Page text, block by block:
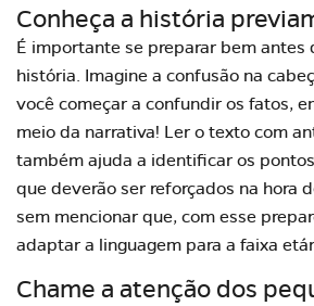
Conheça a história
É importante se preparar bem antes
história. Imagine a confusão na
você começar a confundir os fatos,
meio da narrativa! Ler o texto com
também ajuda a identificar os
que deverão ser reforçados na hora
sem mencionar que, com esse
adaptar a linguagem para a faixa
Chame a atenção dos